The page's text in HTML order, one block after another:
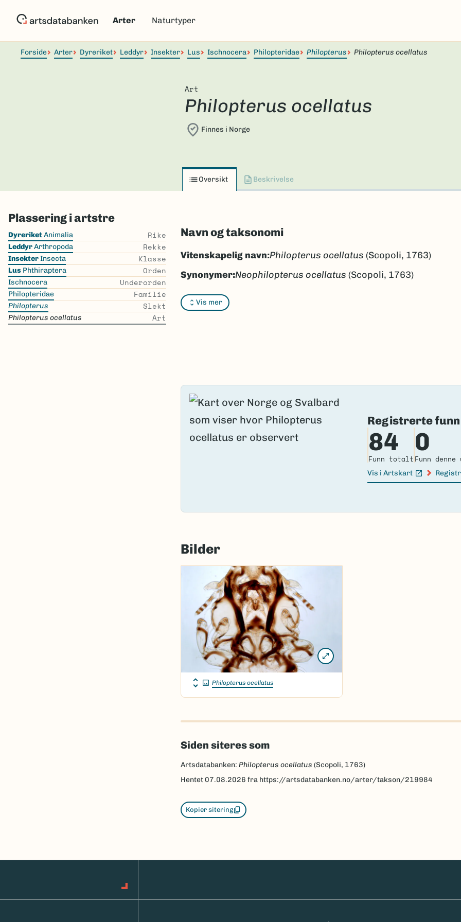
Arter Naturtyper
Forside Arter Dyreriket Leddyr Insekter Lus Ischnocera Philopteridae Philopterus Philopterus ocellatus
Art
Philopterus ocellatus
Finnes i Norge
Oversikt Beskrivelse
Plassering i artstre
Skip
the
list
DyreriketAnimalia Rike
LeddyrArthropoda Rekke
InsekterInsecta Klasse
Lus Phthiraptera Orden
Ischnocera Underorden
Philopteridae Familie
Philopterus Slekt
Philopterus ocellatus Art
Navn og taksonomi
Vis mer
Vitenskapelig navn:Philopterus ocellatus (Scopoli, 1763)
Synonymer:Neophilopterus ocellatus (Scopoli, 1763)
Bokmål:Ingen
Nynorsk:Ingen
Gå til Nortaxa for flere detaljer
Registrerte funn
84
Funn totalt
0
Funn denne
Vis i Artskart
(Ekstern lenke)
Bilder
Philopterus ocellatus
Siden siteres som
Artsdatabanken: Philopterus ocellatus (Scopoli, 1763)
Hentet 07.08.2026 fra https://artsdatabanken.no/arter/takson/219984
Kopier sitering